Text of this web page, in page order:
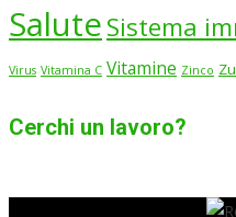
Salute Sistema
Virus Vitamina C Vitamine Zinco
Cerchi un lavoro?